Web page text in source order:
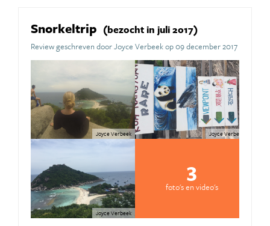
Snorkeltrip (bezocht in juli 2017)
Review geschreven door Joyce Verbeek op 09 december 2017
Joyce Verbeek Joyce Verbeek
Joyce Verbeek
3
foto's en video's